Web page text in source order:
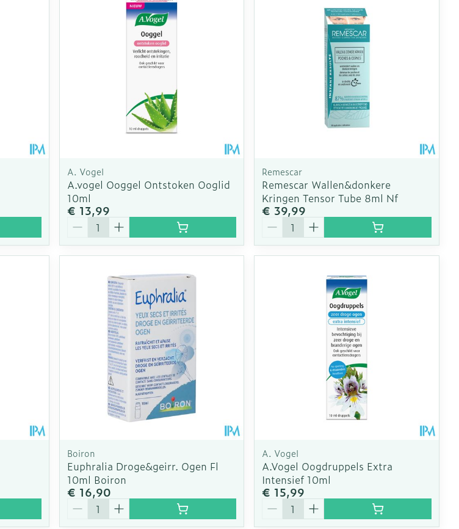
A. Vogel
A.vogel Ooggel Ontstoken Ooglid
10ml
€ 13,99
Aantal
Remescar
Remescar Wallen&donkere
Kringen Tensor Tube 8ml Nf
€ 39,99
Aantal
Boiron
Euphralia Droge&geirr. Ogen Fl
10ml Boiron
€ 16,90
Aantal
A. Vogel
A.Vogel Oogdruppels Extra
Intensief 10ml
€ 15,99
Aantal